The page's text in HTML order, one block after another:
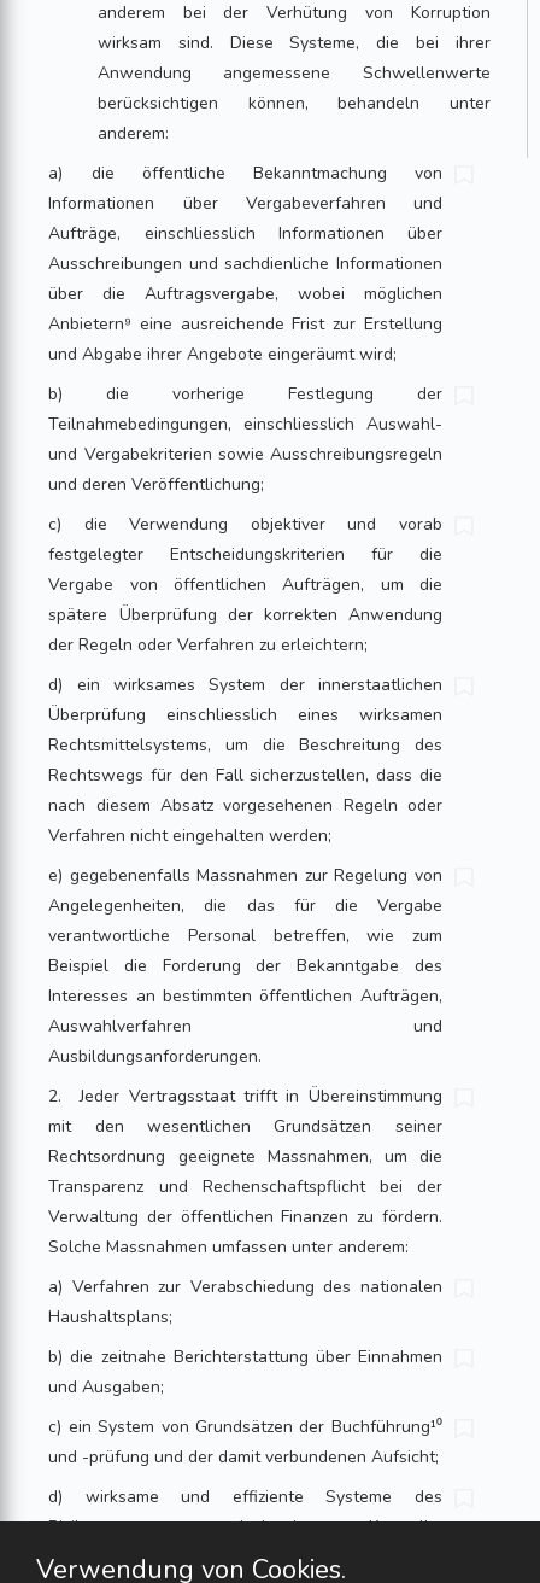
anderem bei der Verhütung von Korruption
wirksam sind. Diese Systeme, die bei ihrer
Anwendung angemessene Schwellenwerte
berücksichtigen können, behandeln unter
anderem:
a) die öffentliche Bekanntmachung von
Informationen über Vergabeverfahren und
Aufträge, einschliesslich Informationen über
Ausschreibungen und sachdienliche Informationen
über die Auftragsvergabe, wobei möglichen
Anbietern⁹ eine ausreichende Frist zur Erstellung
und Abgabe ihrer Angebote eingeräumt wird;
b) die vorherige Festlegung der
Teilnahmebedingungen, einschliesslich Auswahl-
und Vergabekriterien sowie Ausschreibungsregeln
und deren Veröffentlichung;
c) die Verwendung objektiver und vorab
festgelegter Entscheidungskriterien für die
Vergabe von öffentlichen Aufträgen, um die
spätere Überprüfung der korrekten Anwendung
der Regeln oder Verfahren zu erleichtern;
d) ein wirksames System der innerstaatlichen
Überprüfung einschliesslich eines wirksamen
Rechtsmittelsystems, um die Beschreitung des
Rechtswegs für den Fall sicherzustellen, dass die
nach diesem Absatz vorgesehenen Regeln oder
Verfahren nicht eingehalten werden;
e) gegebenenfalls Massnahmen zur Regelung von
Angelegenheiten, die das für die Vergabe
verantwortliche Personal betreffen, wie zum
Beispiel die Forderung der Bekanntgabe des
Interesses an bestimmten öffentlichen Aufträgen,
Auswahlverfahren und
Ausbildungsanforderungen.
2. Jeder Vertragsstaat trifft in Übereinstimmung
mit den wesentlichen Grundsätzen seiner
Rechtsordnung geeignete Massnahmen, um die
Transparenz und Rechenschaftspflicht bei der
Verwaltung der öffentlichen Finanzen zu fördern.
Solche Massnahmen umfassen unter anderem:
a) Verfahren zur Verabschiedung des nationalen
Haushaltsplans;
b) die zeitnahe Berichterstattung über Einnahmen
und Ausgaben;
c) ein System von Grundsätzen der Buchführung¹⁰
und -prüfung und der damit verbundenen Aufsicht;
d) wirksame und effiziente Systeme des
Risikomanagements und der internen Kontrolle;
und
Verwendung von Cookies.